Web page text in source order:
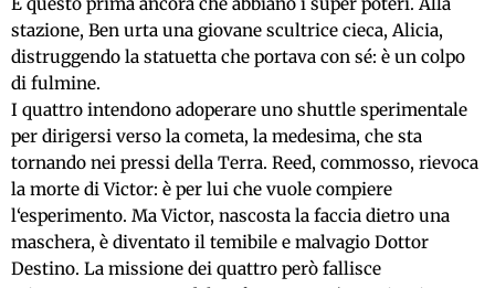
stazione, Ben urta una giovane scultrice cieca, Alicia,
distruggendo la statuetta che portava con sé: è un colpo
di fulmine.
I quattro intendono adoperare uno shuttle sperimentale
per dirigersi verso la cometa, la medesima, che sta
tornando nei pressi della Terra. Reed, commosso, rievoca
la morte di Victor: è per lui che vuole compiere
l‘esperimento. Ma Victor, nascosta la faccia dietro una
maschera, è diventato il temibile e malvagio Dottor
Destino. La missione dei quattro però fallisce